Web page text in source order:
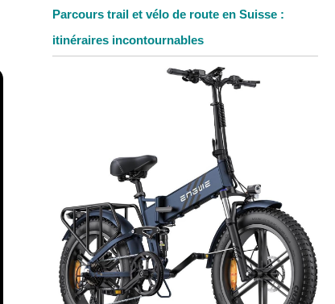
Parcours trail et vélo de route en Suisse :
itinéraires incontournables